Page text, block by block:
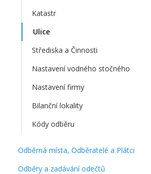
Katastr
Ulice
Střediska a Činnosti
Nastavení vodného stočného
Nastavení firmy
Bilanční lokality
Kódy odběru
Odběrná místa, Odběratelé a Plátci
Odběry a zadávání odečtů